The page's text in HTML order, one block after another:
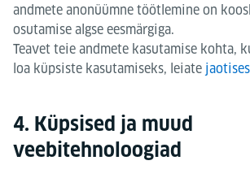
andmete anonüümne töötlemine on
osutamise algse eesmärgiga.
Teavet teie andmete kasutamise kohta,
loa küpsiste kasutamiseks, leiate
4. Küpsised ja muud
veebitehnoloogiad